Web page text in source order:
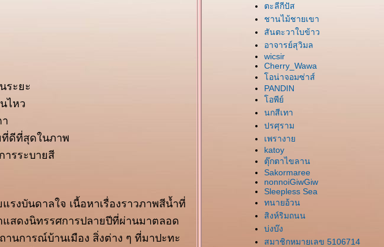
ระยะ
ไหว
ที่ดีที่สุดในภาพ
ารระบายสี
งบันดาลใจ เนื้อหาเรื่องราวภาพสีน้ำที่
สดงนิทรรศการปลายปีที่ผ่านมาตลอด
นการณ์บ้านเมือง สิ่งต่าง ๆ ที่มาปะทะ
ตะลีกีปัส
ชานไม้ชายเขา
สันตะวาใบข้าว
อาจารย์สุวิมล
wicsir
Cherry_Wawa
อน่าจอมซ่าส์
PANDIN
อพีย์
นกสีเทา
ปรศุราม
เพรางา
katoy
ตุ๊กตาไขลาน
Sakormaree
nonnoiGiwGiw
Sleepless Sea
ทนายอ้วน
สิงห์ริมถนน
บ่งบ๊ง
สมาชิกหมายเลข 5106714